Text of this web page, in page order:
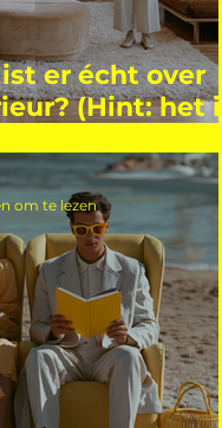
er écht over
(Hint: het is
om te lezen